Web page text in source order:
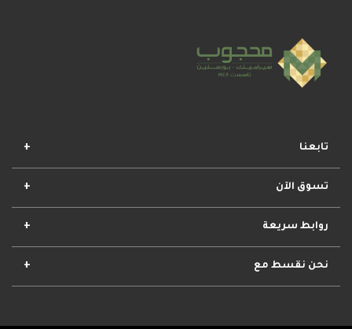
تابعنا
تسوق الآن
افضل المجموعات
روابط سريعة
الأحكام والشروط
نحن نقسط مع